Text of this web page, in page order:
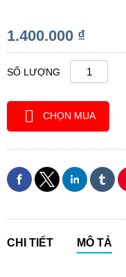
1.400.000 ₫
SỐ LƯỢNG
CHỌN MUA
CHI TIẾT MÔ TẢ